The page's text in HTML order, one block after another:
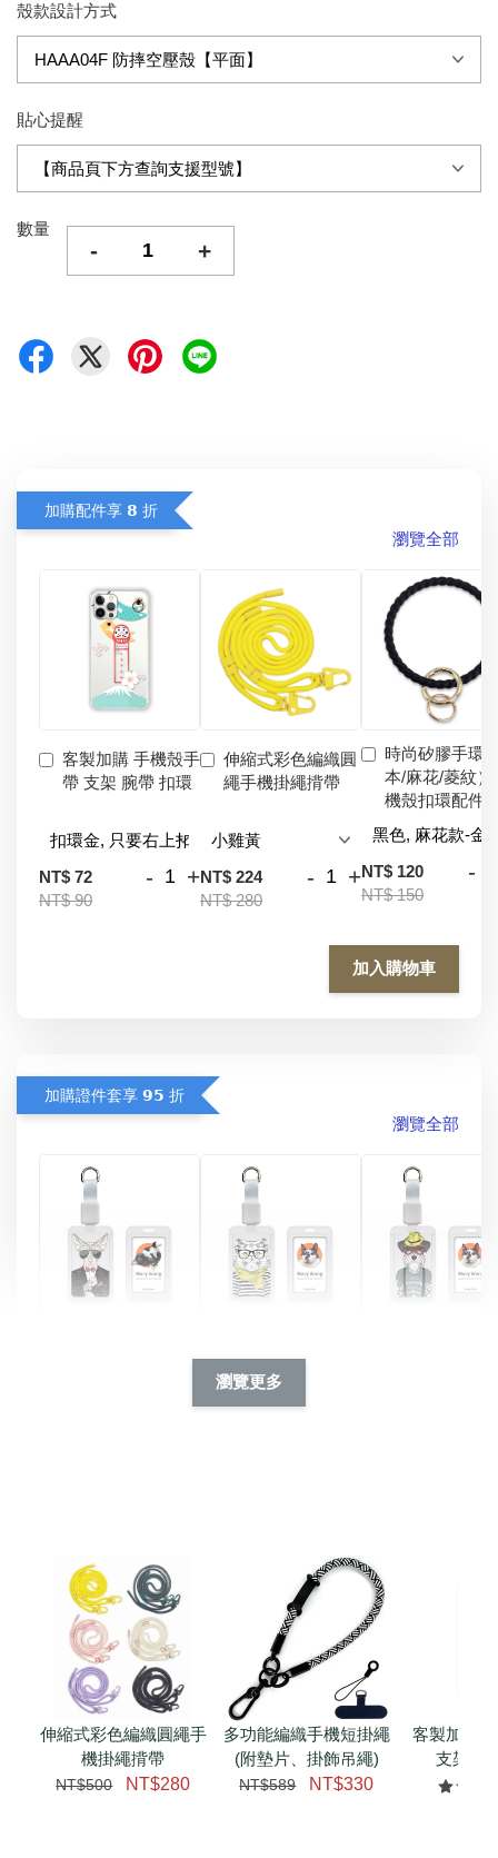
殼款設計方式
貼心提醒
數量
- +
加購配件享 𝟴 折
瀏覽全部
客製加購 手機殼手
帶 支架 腕帶 扣環
NT$ 72
NT$ 90
- +
伸縮式彩色編織圓
繩手機掛繩揹帶
NT$ 224
NT$ 280
- +
時尚矽膠手環
本/麻花/菱紋）
機殼扣環配件
NT$ 120
NT$ 150
-
加入購物車
加購證件套享 𝟵𝟱 折
瀏覽全部
件套(附伸縮卡扣)
CSAA05
加入購物車
瀏覽更多
瀏覽更多
伸縮式彩色編織圓繩手
機掛繩揹帶
NT$500 NT$280
多功能編織手機短掛繩
(附墊片、掛飾吊繩)
NT$589 NT$330
客製加購
支架 腕